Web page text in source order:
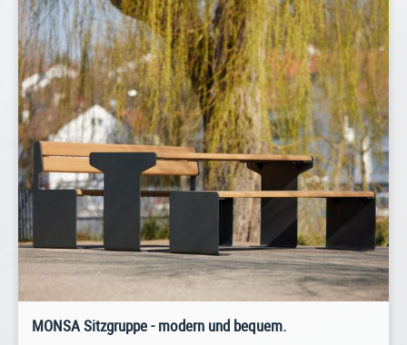
MONSA Sitzgruppe - modern und bequem.